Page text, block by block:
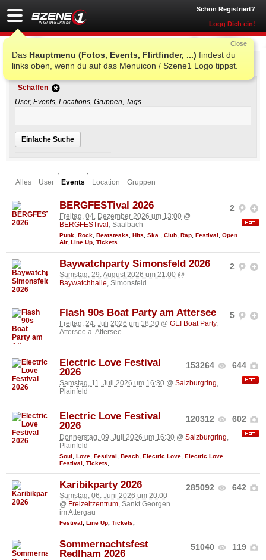
Schon Registriert?
Logg Dich ein!
Das Hauptmenu (Fotos, Events, Flirtfinder, ...) findest du
links oben, wenn du auf das Menuicon / Szene1 Logo tippst.
Close
Einfache Suche
Schaffen
User, Events, Locations, Gruppen, Tags
Einfache Suche
Alles User Events Location Gruppen
2
BERGFESTival 2026
Freitag, 04. Dezember 2026 um 13:00 @
BERGFESTival, Saalbach
Punk Rock Beatsteaks Hits Ska Club Rap Festival
Open
Air, Line Up Tickets
2
Baywatchparty Simonsfeld 2026
Samstag, 29. August 2026 um 21:00 @
Baywatchhalle, Simonsfeld
5
Flash 90s Boat Party am Attersee
Freitag, 24. Juli 2026 um 18:30 @ GEI Boat Party,
Attersee a. Attersee
153264 644
Electric Love Festival
2026
Samstag, 11. Juli 2026 um 16:30 @ Salzburgring,
Plainfeld
120312 602
Electric Love Festival
2026
Donnerstag, 09. Juli 2026 um 16:30 @ Salzburgring
Plainfeld
Soul Love Festival Beach Electric Love Electric Love
Festival
Tickets
285092 642
Karibikparty 2026
Samstag, 06. Juni 2026 um 20:00
@ Freizeitzentrum, Sankt Georgen
im Attergau
Festival Line Up Tickets
51040 119
Sommernachtsfest
Redlham 2026